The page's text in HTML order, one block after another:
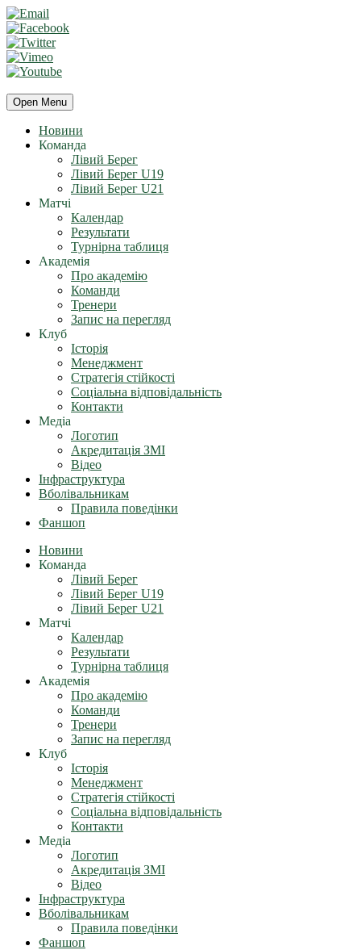
Open Menu
Новини
Команда
Лівий Берег
Лівий Берег U19
Лівий Берег U21
Матчі
Календар
Результати
Турнірна таблиця
Академія
Про академію
Команди
Тренери
Запис на перегляд
Клуб
Історія
Менеджмент
Стратегія стійкості
Соціальна відповідальність
Контакти
Медіа
Логотип
Акредитація ЗМІ
Відео
Інфраструктура
Вболівальникам
Правила поведінки
Фаншоп
Новини
Команда
Лівий Берег
Лівий Берег U19
Лівий Берег U21
Матчі
Календар
Результати
Турнірна таблиця
Академія
Про академію
Команди
Тренери
Запис на перегляд
Клуб
Історія
Менеджмент
Стратегія стійкості
Соціальна відповідальність
Контакти
Медіа
Логотип
Акредитація ЗМІ
Відео
Інфраструктура
Вболівальникам
Правила поведінки
Фаншоп